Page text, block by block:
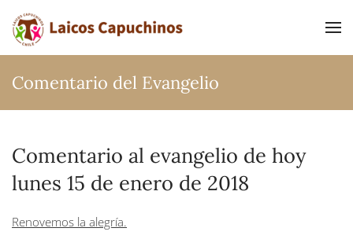
Ir al contenido principal
Comentario del Evangelio
Comentario al evangelio de hoy
lunes 15 de enero de 2018
Renovemos la alegría.